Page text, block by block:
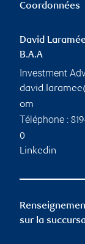
Coordonnées
David
B.A.A
Investment
om
Téléphone :
0
Linkedin
sur la